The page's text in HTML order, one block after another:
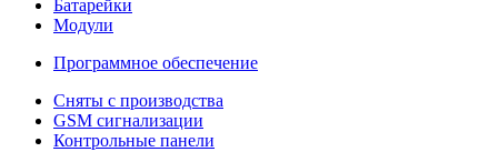
Батарейки
Модули
Программное обеспечение
Сняты с производства
GSM сигнализации
Контрольные панели